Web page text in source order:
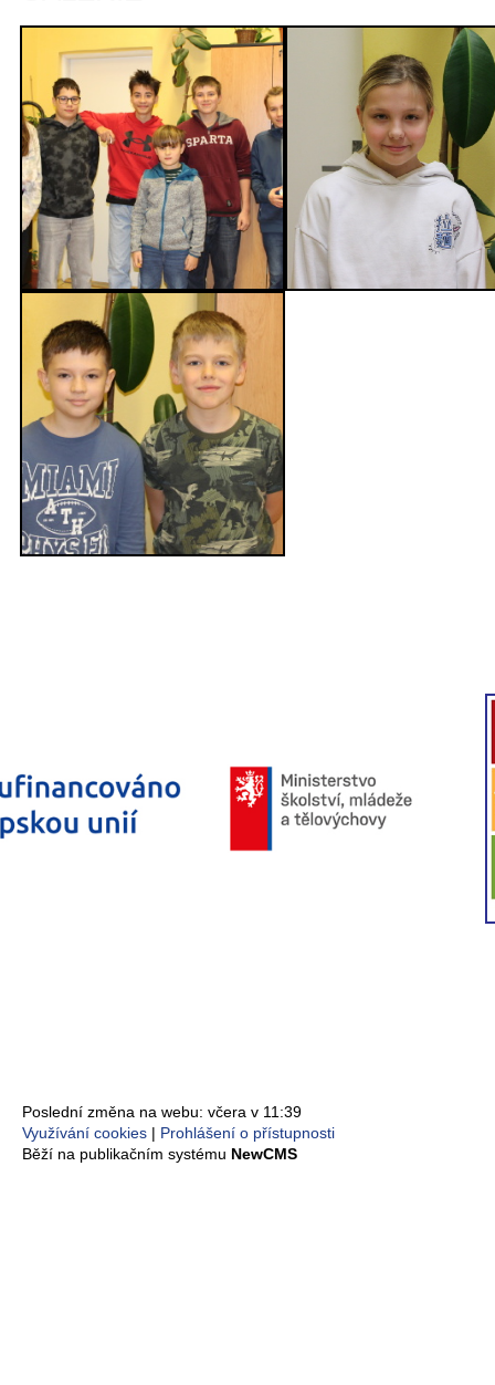
Poslední změna na webu: včera v 11:39
Využívání cookies
Prohlášení o přístupnosti
Běží na publikačním systému NewCMS